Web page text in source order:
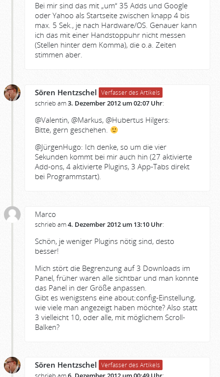
Bei mir sind das mit „um“ 35 Adds und Google
oder Yahoo als Startseite zwischen knapp 4 bis
max. 5 Sek., je nach Hardware/OS. Genauer kann
ich das mit einer Handstoppuhr nicht messen
(Stellen hinter dem Komma), die o.a. Zeiten
stimmen aber.
Sören Hentzschel Verfasser des Artikels
schrieb am3. Dezember 2012 um 02:07 Uhr:
@Valentin, @Markus, @Hubertus Hilgers:
Bitte, gern geschehen.
@JürgenHugo: Ich denke, so um die vier
Sekunden kommt bei mir auch hin (27 aktivierte
Add-ons, 4 aktivierte Plugins, 3 App-Tabs direkt
bei Programmstart).
Marco
schrieb am4. Dezember 2012 um 13:10 Uhr:
Schön, je weniger Plugins nötig sind, desto
besser!
Mich stört die Begrenzung auf 3 Downloads im
Panel, früher waren alle sichtbar und man konnte
das Panel in der Größe anpassen.
Gibt es wenigstens eine about:config-Einstellung,
wie viele man angezeigt haben möchte? Also statt
3 vielleicht 10, oder alle, mit möglichem Scroll-
Balken?
Sören Hentzschel Verfasser des Artikels